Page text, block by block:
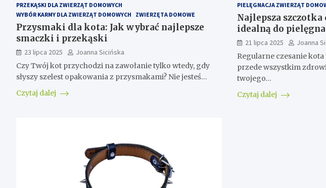
PRZEKĄSKI DLA ZWIERZĄT DOMOWYCH
WYBÓR KARMY DLA ZWIERZĄT DOMOWYCH
ZWIERZĘTA DOMOWE
Przysmaki dla kota: Jak wybrać najlepsze
smaczki i przekąski
23 lipca 2025
Joanna Sicińska
Czy Twój kot przychodzi na zawołanie tylko wtedy, gdy
słyszy szelest opakowania z przysmakami? Nie jesteś…
Czytaj dalej
PIELĘGNACJA ZWIERZĄT
Najlepsza
idealną do
21 lipca 2025
Joanna
Regularne czesanie
przede wszystkim
twojego…
Czytaj dalej